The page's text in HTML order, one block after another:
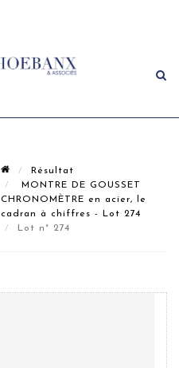
Résultat
MONTRE DE GOUSSET
CHRONOMÈTRE en acier, le
cadran à chiffres - Lot 274
Lot n° 274